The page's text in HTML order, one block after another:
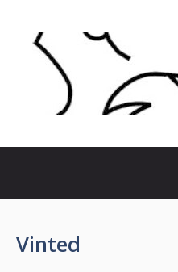
content
Vinted